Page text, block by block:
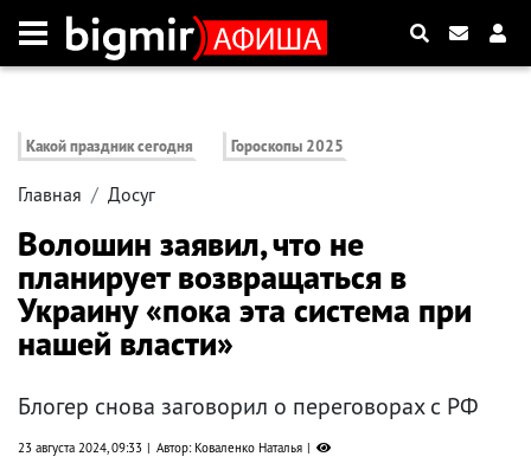
Какой праздник сегодня Гороскопы 2025
Главная Досуг
Волошин заявил, что не
планирует возвращаться в
Украину «пока эта система при
нашей власти»
Блогер снова заговорил о переговорах с РФ
23 августа 2024, 09:33 Автор: Коваленко Наталья